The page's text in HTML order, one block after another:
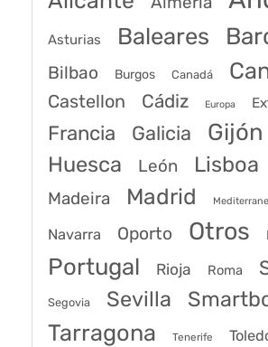
Asturias Baleares
Bilbao Burgos Canadá
Castellon Cádiz Europa
Francia Galicia Gijón
Huesca León Lisboa
Madeira Madrid
Navarra Oporto Otros
Portugal Rioja Roma
Segovia Sevilla
Tarragona Tenerife